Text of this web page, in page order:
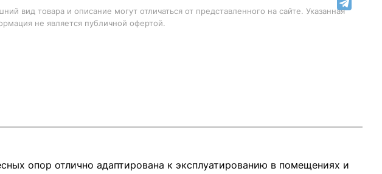
вид товара и описание могут отличаться от представленного на сайте. Указанная
не является публичной офертой.
опор отлично адаптирована к эксплуатированию в помещениях и